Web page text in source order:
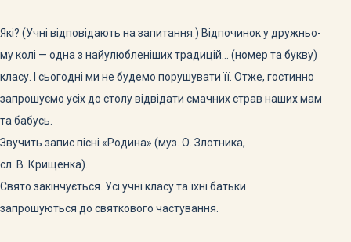
Які? (Учні відповідають на запитання.) Відпочинок у дружньо-
му колі — одна з найулюбленіших традицій… (номер та букву)
класу. І сьогодні ми не будемо порушувати її. Отже, гостинно
запрошуємо усіх до столу відвідати смачних страв наших мам
та бабусь.
Звучить запис пісні «Родина» (муз. О. Злотника,
сл. В. Крищенка).
Свято закінчується. Усі учні класу та їхні батьки
запрошуються до святкового частування.